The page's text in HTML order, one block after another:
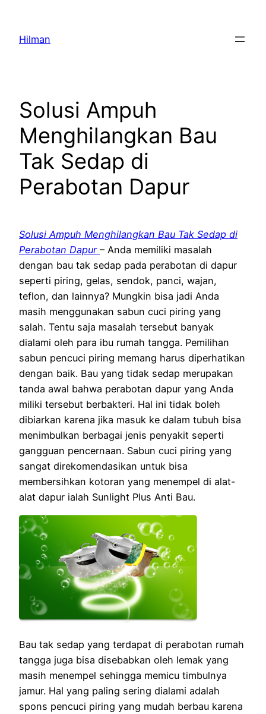
content
Hilman
Solusi Ampuh
Menghilangkan Bau
Tak Sedap di
Perabotan Dapur
Solusi Ampuh Menghilangkan Bau Tak Sedap di
Perabotan Dapur – Anda memiliki masalah
dengan bau tak sedap pada perabotan di dapur
seperti piring, gelas, sendok, panci, wajan,
teflon, dan lainnya? Mungkin bisa jadi Anda
masih menggunakan sabun cuci piring yang
salah. Tentu saja masalah tersebut banyak
dialami oleh para ibu rumah tangga. Pemilihan
sabun pencuci piring memang harus diperhatikan
dengan baik. Bau yang tidak sedap merupakan
tanda awal bahwa perabotan dapur yang Anda
miliki tersebut berbakteri. Hal ini tidak boleh
dibiarkan karena jika masuk ke dalam tubuh bisa
menimbulkan berbagai jenis penyakit seperti
gangguan pencernaan. Sabun cuci piring yang
sangat direkomendasikan untuk bisa
membersihkan kotoran yang menempel di alat-
alat dapur ialah Sunlight Plus Anti Bau.
Bau tak sedap yang terdapat di perabotan rumah
tangga juga bisa disebabkan oleh lemak yang
masih menempel sehingga memicu timbulnya
jamur. Hal yang paling sering dialami adalah
spons pencuci piring yang mudah berbau karena